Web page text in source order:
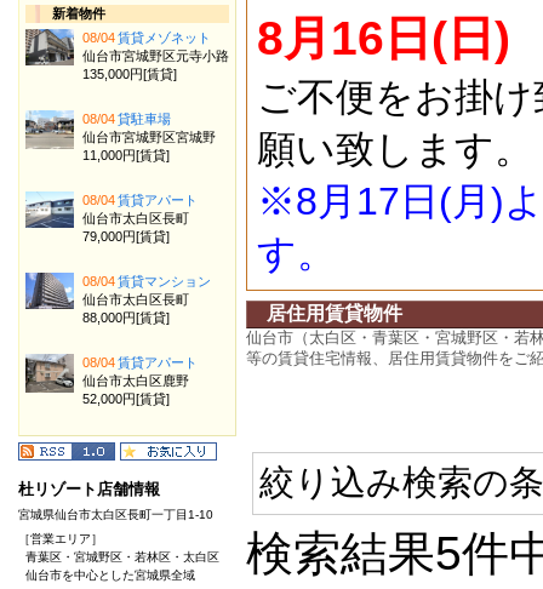
8月16日(日)
ご不便をお掛
願い致します。
※8月17日(月)
す。
居住用賃貸物件
仙台市（太白区・青葉区・宮城野区・若
等の賃貸住宅情報、居住用賃貸物件をご
絞り込み検索の
検索結果5件
新着物件
08/04賃貸メゾネット
仙台市宮城野区元寺小路
135,000円[賃貸]
08/04貸駐車場
仙台市宮城野区宮城野
11,000円[賃貸]
08/04賃貸アパート
仙台市太白区長町
79,000円[賃貸]
08/04賃貸マンション
仙台市太白区長町
88,000円[賃貸]
08/04賃貸アパート
仙台市太白区鹿野
52,000円[賃貸]
杜リゾート店舗情報
宮城県仙台市太白区長町一丁目1-10
［営業エリア］
青葉区・宮城野区・若林区・太白区
仙台市を中心とした宮城県全域